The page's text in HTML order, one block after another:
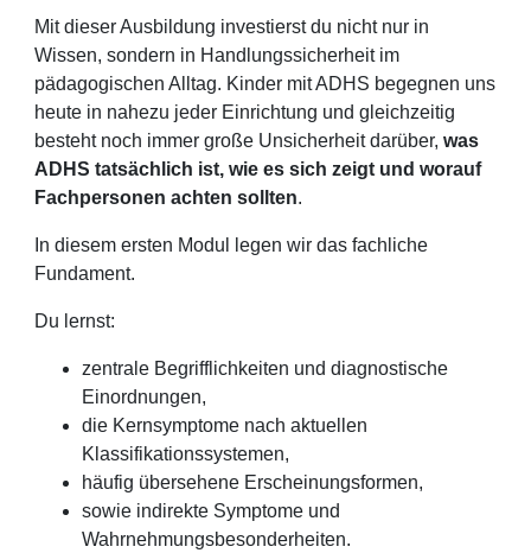
Mit dieser Ausbildung investierst du nicht nur in
Wissen, sondern in Handlungssicherheit im
pädagogischen Alltag. Kinder mit ADHS begegnen uns
heute in nahezu jeder Einrichtung und gleichzeitig
besteht noch immer große Unsicherheit darüber,was
ADHS tatsächlich ist, wie es sich zeigt und worauf
Fachpersonen achten sollten.
In diesem ersten Modul legen wir das fachliche
Fundament.
Du lernst:
zentrale Begrifflichkeiten und diagnostische
Einordnungen,
die Kernsymptome nach aktuellen
Klassifikationssystemen,
häufig übersehene Erscheinungsformen,
sowie indirekte Symptome und
Wahrnehmungsbesonderheiten.